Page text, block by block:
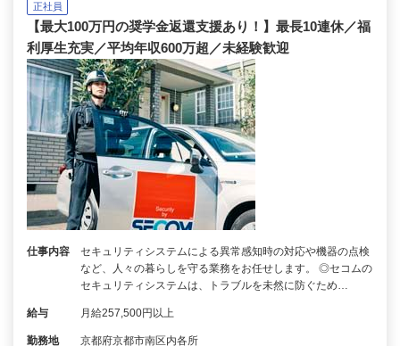
正社員
【最大100万円の奨学金返還支援あり！】最長10連休／福
利厚生充実／平均年収600万超／未経験歓迎
仕事内容
セキュリティシステムによる異常感知時の対応や機器の点検
など、人々の暮らしを守る業務をお任せします。 ◎セコムの
セキュリティシステムは、トラブルを未然に防ぐため…
給与 月給257,500円以上
勤務地 京都府京都市南区内各所